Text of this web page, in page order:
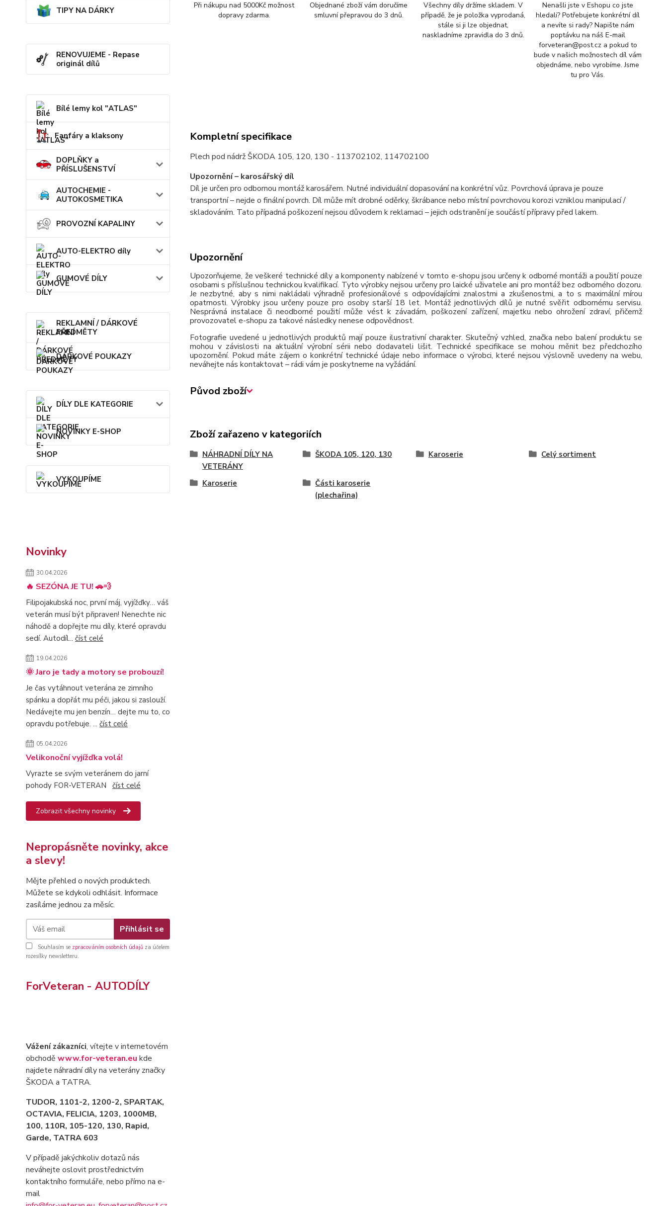
TIPY NA DÁRKY
RENOVUJEME - Repase
originál dílů
Bílé lemy kol "ATLAS"
Fanfáry a klaksony
DOPLŇKY a
PŘÍSLUŠENSTVÍ
AUTOCHEMIE -
AUTOKOSMETIKA
PROVOZNÍ KAPALINY
AUTO-ELEKTRO díly
GUMOVÉ DÍLY
REKLAMNÍ / DÁRKOVÉ
PŘEDMĚTY
DÁRKOVÉ POUKAZY
DÍLY DLE KATEGORIE
NOVINKY E-SHOP
VYKOUPÍME
Novinky
30.04.2026
🔥 SEZÓNA JE TU! 🚗💨
Filipojakubská noc, první máj, vyjížďky… váš
veterán musí být připraven! Nenechte nic
náhodě a dopřejte mu díly, které opravdu
sedí. Autodíl... číst celé
19.04.2026
🌞 Jaro je tady a motory se probouzí!
Je čas vytáhnout veterána ze zimního
spánku a dopřát mu péči, jakou si zaslouží.
Nedávejte mu jen benzín… dejte mu to, co
opravdu potřebuje. ... číst celé
05.04.2026
Velikonoční vyjížďka volá!
Vyrazte se svým veteránem do jarní
pohody FOR-VETERAN číst celé
Zobrazit všechny novinky
Nepropásněte novinky, akce
a slevy!
Mějte přehled o nových produktech.
Můžete se kdykoli odhlásit. Informace
zasíláme jednou za měsíc.
Přihlásit se
Souhlasím se zpracováním osobních údajů za účelem
rozesílky newsletteru.
ForVeteran - AUTODÍLY
Vážení zákazníci, vítejte v internetovém
obchodě www.for-veteran.eu kde
najdete náhradní díly na veterány značky
ŠKODA a TATRA.
TUDOR, 1101-2, 1200-2, SPARTAK,
OCTAVIA, FELICIA, 1203, 1000MB,
100, 110R, 105-120, 130, Rapid,
Garde, TATRA 603
V případě jakýchkoliv dotazů nás
neváhejte oslovit prostřednictvím
kontaktního formuláře, nebo přímo na e-
mail
Při nákupu nad 5000Kč možnost
dopravy zdarma.
Objednané zboží vám doručíme
smluvní přepravou do 3 dnů.
Všechny díly držíme skladem. V
případě, že je položka vyprodaná,
stále si ji lze objednat,
naskladníme zpravidla do 3 dnů.
Nenašli jste v Eshopu co jste
hledali? Potřebujete konkrétní díl
a nevíte si rady? Napište nám
poptávku na náš E-mail
forveteran@post.cz a pokud to
bude v našich možnostech díl vám
objednáme, nebo vyrobíme. Jsme
tu pro Vás.
Kompletní specifikace
Plech pod nádrž ŠKODA 105, 120, 130 - 113702102, 114702100
Upozornění – karosářský díl
Díl je určen pro odbornou montáž karosářem. Nutné individuální dopasování na konkrétní vůz. Povrchová úprava je pouze
transportní – nejde o finální povrch. Díl může mít drobné oděrky, škrábance nebo místní povrchovou korozi vzniklou manipulací /
skladováním. Tato případná poškození nejsou důvodem k reklamaci – jejich odstranění je součástí přípravy před lakem.
Upozornění
Upozorňujeme, že veškeré technické díly a komponenty nabízené v tomto e-shopu jsou určeny k odborné montáži a použití pouze
osobami s příslušnou technickou kvalifikací. Tyto výrobky nejsou určeny pro laické uživatele ani pro montáž bez odborného dozoru.
Je nezbytné, aby s nimi nakládali výhradně profesionálové s odpovídajícími znalostmi a zkušenostmi, a to s maximální mírou
opatrnosti. Výrobky jsou určeny pouze pro osoby starší 18 let. Montáž jednotlivých dílů je nutné svěřit odbornému servisu.
Nesprávná instalace či neodborné použití může vést k závadám, poškození zařízení, majetku nebo ohrožení zdraví, přičemž
provozovatel e-shopu za takové následky nenese odpovědnost.
Fotografie uvedené u jednotlivých produktů mají pouze ilustrativní charakter. Skutečný vzhled, značka nebo balení produktu se
mohou v závislosti na aktuální výrobní sérii nebo dodavateli lišit. Technické specifikace se mohou měnit bez předchozího
upozornění. Pokud máte zájem o konkrétní technické údaje nebo informace o výrobci, které nejsou výslovně uvedeny na webu,
neváhejte nás kontaktovat – rádi vám je poskytneme na vyžádání.
Původ zboží
Zboží zařazeno v kategoriích
NÁHRADNÍ DÍLY NA
VETERÁNY
ŠKODA 105, 120, 130 Karoserie Celý sortiment
Karoserie
Části karoserie
(plechařina)